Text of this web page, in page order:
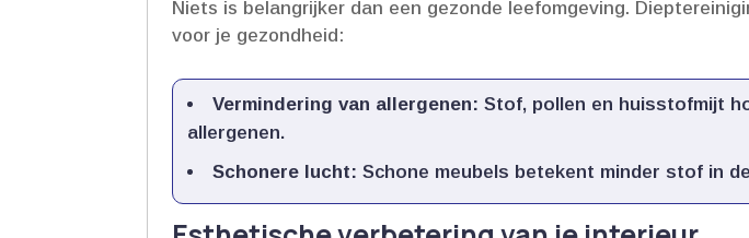
Niets is belangrijker dan een gezonde leefomgeving.​
voor je gezondheid:
Vermindering van allergenen: Stof, pollen en huisstofmijt
allergenen.​
Schonere lucht: Schone meubels betekent minder stof in